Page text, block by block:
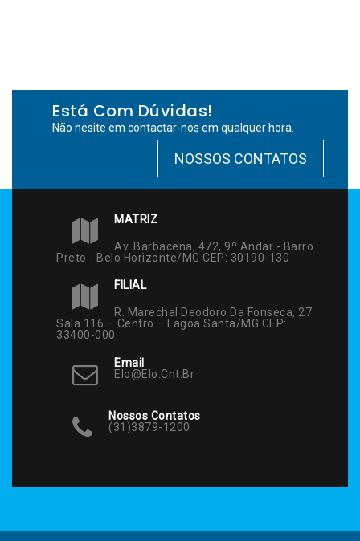
Está Com Dúvidas!
Não hesite em contactar-nos em qualquer hora.
NOSSOS CONTATOS
MATRIZ
Av. Barbacena, 472, 9º Andar - Barro
Preto - Belo Horizonte/MG CEP: 30190-130
FILIAL
R. Marechal Deodoro Da Fonseca, 27
Sala 116 – Centro – Lagoa Santa/MG CEP:
33400-000
Email
Elo@elo.cnt.br
Nossos Contatos
(31)3879-1200